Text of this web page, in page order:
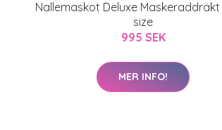
Nallemaskot Deluxe Maskeraddräkt
size
995 SEK
MER INFO!